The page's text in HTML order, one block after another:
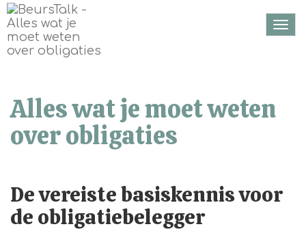
Alles wat je moet weten
over obligaties
De vereiste basiskennis voor
de obligatiebelegger